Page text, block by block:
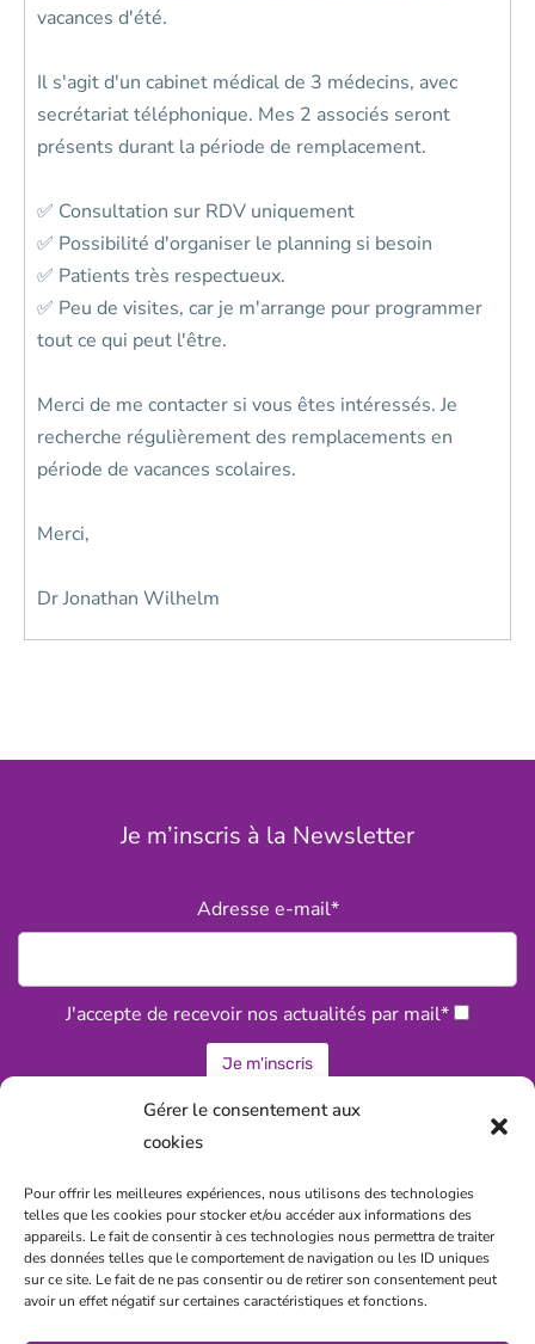
Gérer le consentement aux
cookies
Pour offrir les meilleures expériences, nous utilisons des technologies
telles que les cookies pour stocker et/ou accéder aux informations des
appareils. Le fait de consentir à ces technologies nous permettra de traiter
des données telles que le comportement de navigation ou les ID uniques
sur ce site. Le fait de ne pas consentir ou de retirer son consentement peut
avoir un effet négatif sur certaines caractéristiques et fonctions.
vacances d'été.
Il s'agit d'un cabinet médical de 3 médecins, avec
secrétariat téléphonique. Mes 2 associés seront
présents durant la période de remplacement.
✅ Consultation sur RDV uniquement
✅ Possibilité d'organiser le planning si besoin
✅ Patients très respectueux.
✅ Peu de visites, car je m'arrange pour programmer
tout ce qui peut l'être.
Merci de me contacter si vous êtes intéressés. Je
recherche régulièrement des remplacements en
période de vacances scolaires.
Merci,
Dr Jonathan Wilhelm
Je m’inscris à la Newsletter
Adresse e-mail*
J'accepte de recevoir nos actualités par mail*
Statuts associatifs de la CPTS
Politique de confidentialité
Règlement intérieur